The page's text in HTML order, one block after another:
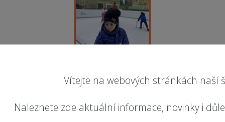
Vítejte na webových stránkách naší
Naleznete zde aktuální informace, novinky i